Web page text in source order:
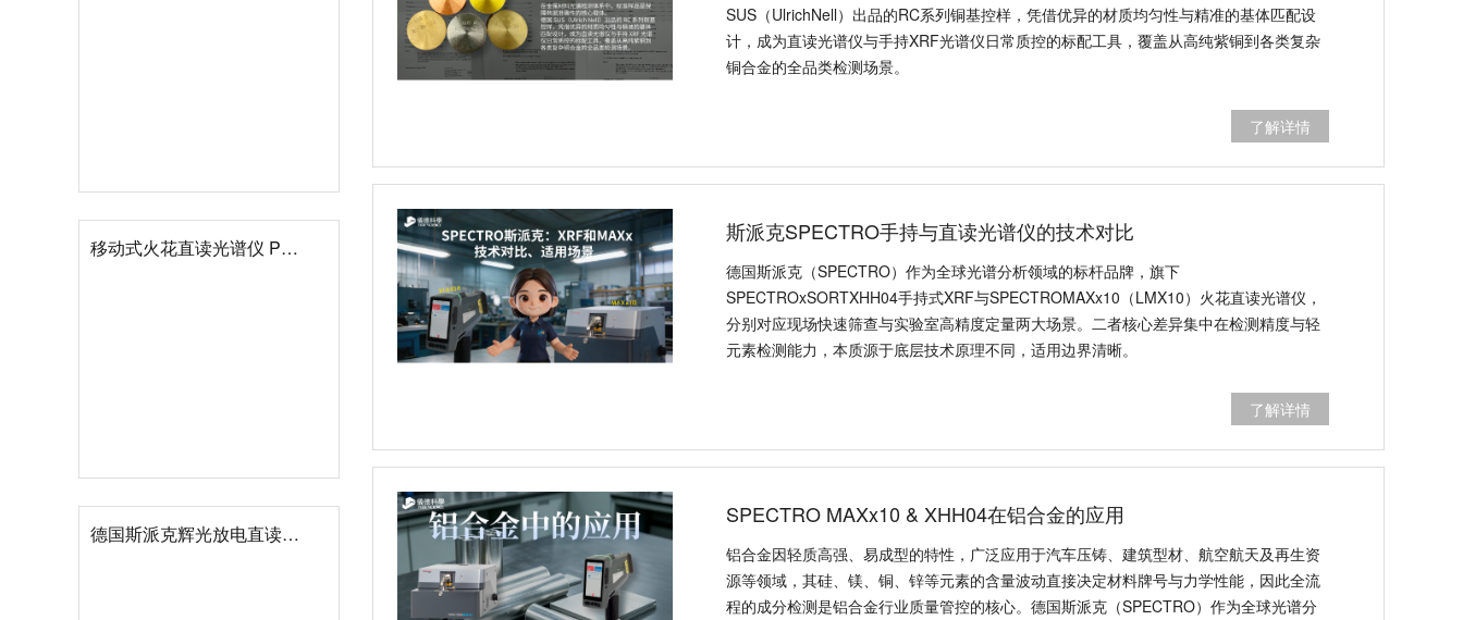
SUS（UlrichNell）出品的RC系列铜基控样，凭借优异的材质均匀性与精准的基体匹配设
计，成为直读光谱仪与手持XRF光谱仪日常质控的标配工具，覆盖从高纯紫铜到各类复杂
铜合金的全品类检测场景。
了解详情
斯派克SPECTRO手持与直读光谱仪的技术对比
德国斯派克（SPECTRO）作为全球光谱分析领域的标杆品牌，旗下
SPECTROxSORTXHH04手持式XRF与SPECTROMAXx10（LMX10）火花直读光谱仪，
分别对应现场快速筛查与实验室高精度定量两大场景。二者核心差异集中在检测精度与轻
元素检测能力，本质源于底层技术原理不同，适用边界清晰。
了解详情
SPECTRO MAXx10 & XHH04在铝合金的应用
铝合金因轻质高强、易成型的特性，广泛应用于汽车压铸、建筑型材、航空航天及再生资
源等领域，其硅、镁、铜、锌等元素的含量波动直接决定材料牌号与力学性能，因此全流
程的成分检测是铝合金行业质量管控的核心。德国斯派克（SPECTRO）作为全球光谱分
移动式火花直读光谱仪 PORT
德国斯派克辉光放电直读光谱仪 GDA750/GDA550